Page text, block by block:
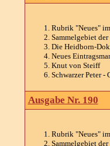
Rubrik "Neues"
Sammelgebiet
Die Heidborn-
Neues
Knut von Steiff
Schwarzer Peter -
Ausgabe Nr. 190
Rubrik "Neues"
Sammelgebiet